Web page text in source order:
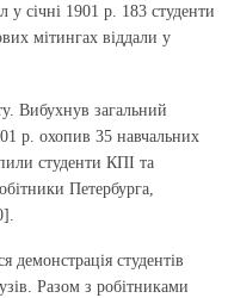
у січні 1901 р. 183 студенти
мітингах віддали у
Вибухнув загальний
р. охопив 35 навчальних
студенти КПІ та
Петербурга,
демонстрація студентів
Разом з робітниками